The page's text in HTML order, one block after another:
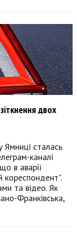
двох
Ямниці сталась
каналі
в аварії
та відео. Як
Франківська,